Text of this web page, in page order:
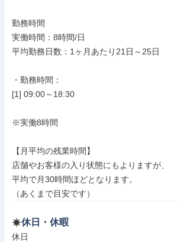
勤務時間
実働時間：8時間/日
平均勤務日数：1ヶ月あたり21日～25日
・勤務時間：
[1] 09:00～18:30
※実働8時間
【月平均の残業時間】
店舗やお客様の入り状態にもよりますが、
平均で月30時間ほどとなります。
（あくまで目安です）
休日・休暇
休日